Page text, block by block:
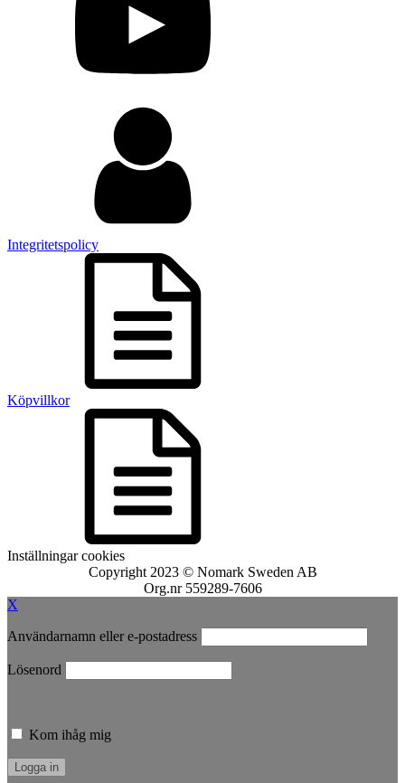
Integritetspolicy
Köpvillkor
Inställningar cookies
Copyright 2023 © Nomark Sweden AB
Org.nr 559289-7606
X
Användarnamn eller e-postadress
Lösenord
Kom ihåg mig